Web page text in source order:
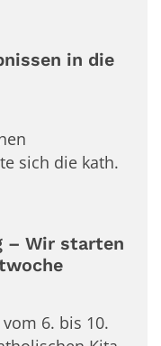
in die
sich die kath.
– Wir starten
6. bis 10.